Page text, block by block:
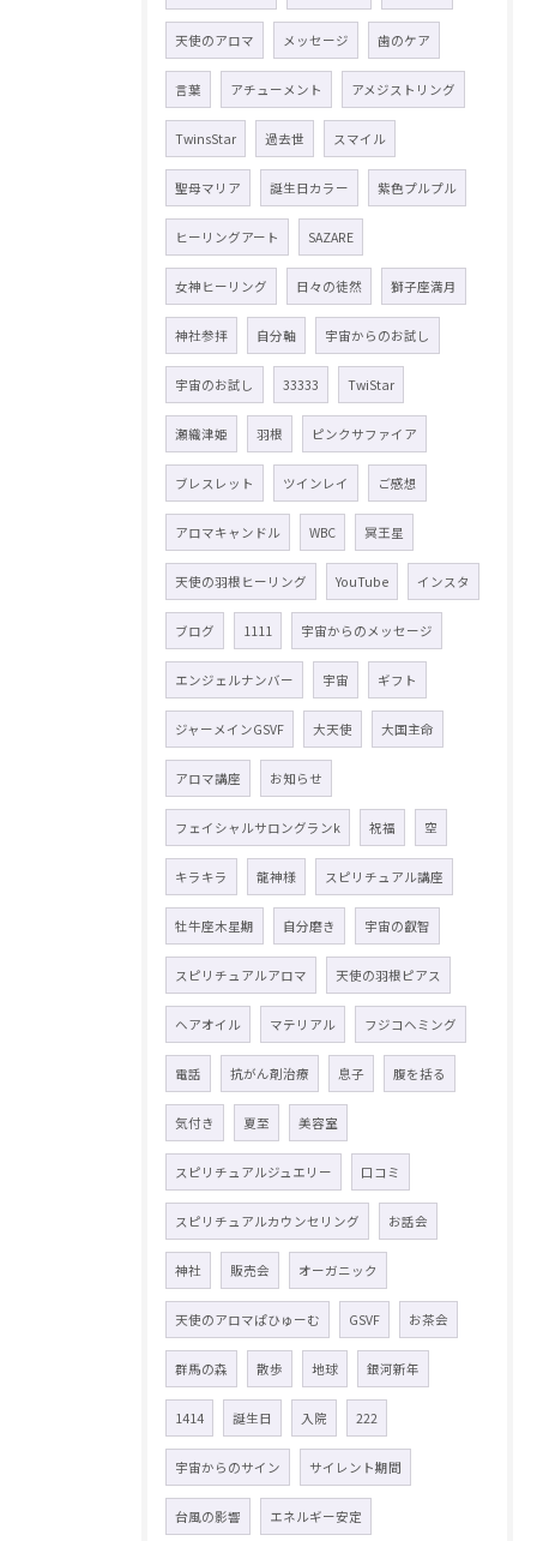
天使のアロマ メッセージ 歯のケア
言葉 アチューメント アメジストリング
TwinsStar 過去世 スマイル
聖母マリア 誕生日カラー 紫色プルプル
ヒーリングアート SAZARE
女神ヒーリング 日々の徒然 獅子座満月
神社参拝 自分軸 宇宙からのお試し
宇宙のお試し 33333 TwiStar
瀬織津姫 羽根 ピンクサファイア
ブレスレット ツインレイ ご感想
アロマキャンドル WBC 冥王星
天使の羽根ヒーリング YouTube インスタ
ブログ 1111 宇宙からのメッセージ
エンジェルナンバー 宇宙 ギフト
ジャーメインGSVF 大天使 大国主命
アロマ講座 お知らせ
フェイシャルサロングランk 祝福 空
キラキラ 龍神様 スピリチュアル講座
牡牛座木星期 自分磨き 宇宙の叡智
スピリチュアルアロマ 天使の羽根ピアス
ヘアオイル マテリアル フジコヘミング
電話 抗がん剤治療 息子 腹を括る
気付き 夏至 美容室
スピリチュアルジュエリー 口コミ
スピリチュアルカウンセリング お話会
神社 販売会 オーガニック
天使のアロマぱひゅーむ GSVF お茶会
群馬の森 散歩 地球 銀河新年
1414 誕生日 入院 222
宇宙からのサイン サイレント期間
台風の影響 エネルギー安定